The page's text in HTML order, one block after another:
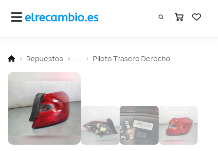
Repuestos Piloto Trasero Derecho